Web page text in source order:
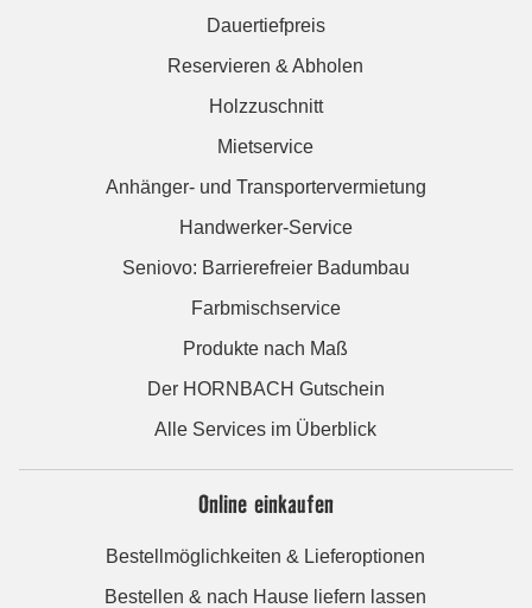
Dauertiefpreis
Reservieren & Abholen
Holzzuschnitt
Mietservice
Anhänger- und Transportervermietung
Handwerker-Service
Seniovo: Barrierefreier Badumbau
Farbmischservice
Produkte nach Maß
Der HORNBACH Gutschein
Alle Services im Überblick
Online einkaufen
Bestellmöglichkeiten & Lieferoptionen
Bestellen & nach Hause liefern lassen